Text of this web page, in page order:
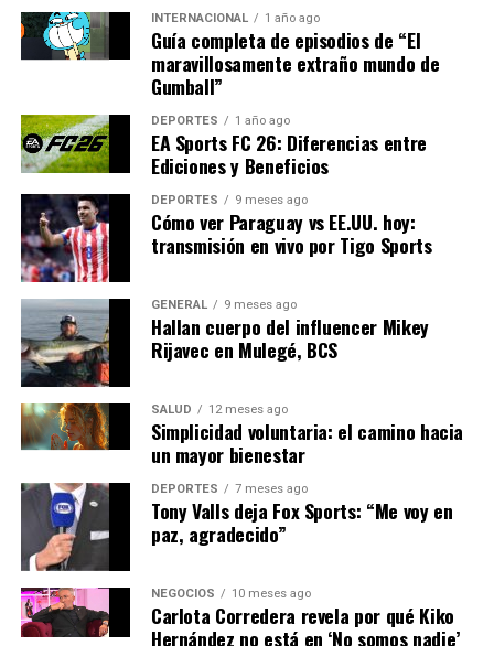
básicas. Las organizaciones de consumidores han
advertido sobre el riesgo de que muchas familias
enfrenten dificultades para llegar a fin de mes.
Por otro lado, las empresas también están sintiendo la
presión. Los costos más altos de las materias primas y la
que podría llevar a un aumento en los precios al
consumidor o a una reducción en la inversión
empresarial.
Perspectivas Futuras y Medidas
de Mitigación
El gobierno español ha anunciado una serie de medidas
para intentar mitigar el impacto de la inflación,
incluyendo subsidios para los hogares más vulnerables y
políticas para estabilizar el mercado energético. Sin
embargo, la eficacia de estas medidas aún está por verse.
Mirando hacia el futuro, los analistas sugieren que la
inflación podría comenzar a moderarse a medida que las
cadenas de suministro se normalicen y la oferta se
INTERNACIONAL 1 año ago
Guía completa de episodios de “El
maravillosamente extraño mundo de
Gumball”
DEPORTES 1 año ago
EA Sports FC 26: Diferencias entre
Ediciones y Beneficios
DEPORTES 9 meses ago
Cómo ver Paraguay vs EE.UU. hoy:
transmisión en vivo por Tigo Sports
GENERAL 9 meses ago
Hallan cuerpo del influencer Mikey
Rijavec en Mulegé, BCS
SALUD 12 meses ago
Simplicidad voluntaria: el camino hacia
un mayor bienestar
DEPORTES 7 meses ago
Tony Valls deja Fox Sports: “Me voy en
paz, agradecido”
NEGOCIOS 10 meses ago
Carlota Corredera revela por qué Kiko
Hernández no está en ‘No somos nadie’